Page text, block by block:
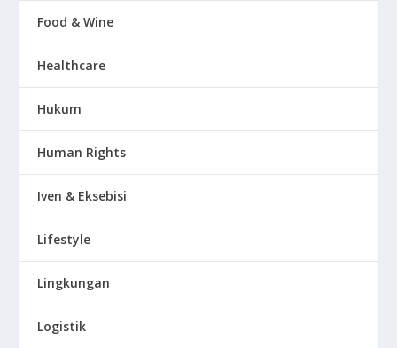
Food & Wine
Healthcare
Hukum
Human Rights
Iven & Eksebisi
Lifestyle
Lingkungan
Logistik